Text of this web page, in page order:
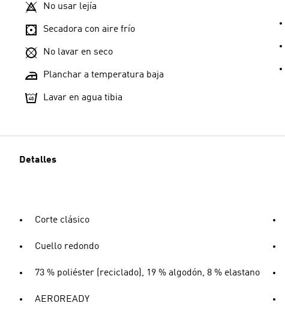
No usar lejía
Secadora con aire frío
No lavar en seco
Planchar a temperatura baja
Lavar en agua tibia
Detalles
Corte clásico
Cuello redondo
73 % poliéster (reciclado), 19 % algodón, 8 % elastano
AEROREADY